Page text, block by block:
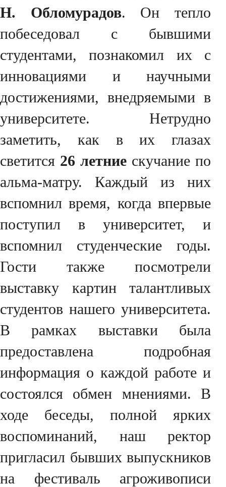
Н. Обломурaдов. Он тепло
побеседовал с бывшими
студентами, познакомил их с
инновациями и научными
достижениями, внедряемыми в
университете. Нетрудно
заметить, как в их глазах
светится 26 летние скучание по
альма-матру. Каждый из них
вспомнил время, когда впервые
поступил в университет, и
вспомнил студенческие годы.
Гости также посмотрели
выставку картин талантливых
студентов нашего университета.
В рамках выставки была
предоставлена подробная
информация о каждой работе и
состоялся обмен мнениями. В
ходе беседы, полной ярких
воспоминаний, наш ректор
пригласил бывших выпускников
на фестиваль агроживописи